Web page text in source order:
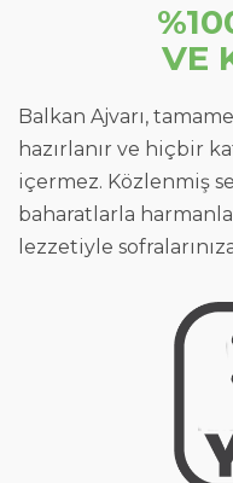
VE
Balkan Ajvarı,
hazırlanır ve hiçbir
içermez. Közlenmiş
baharatlarla
lezzetiyle